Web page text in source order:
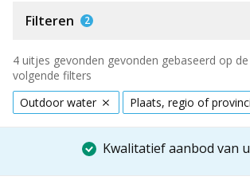
Filteren 2
4 uitjes gevonden gevonden gebaseerd op de
volgende filters
Outdoor water
Plaats, regio of
Kwalitatief aanbod van